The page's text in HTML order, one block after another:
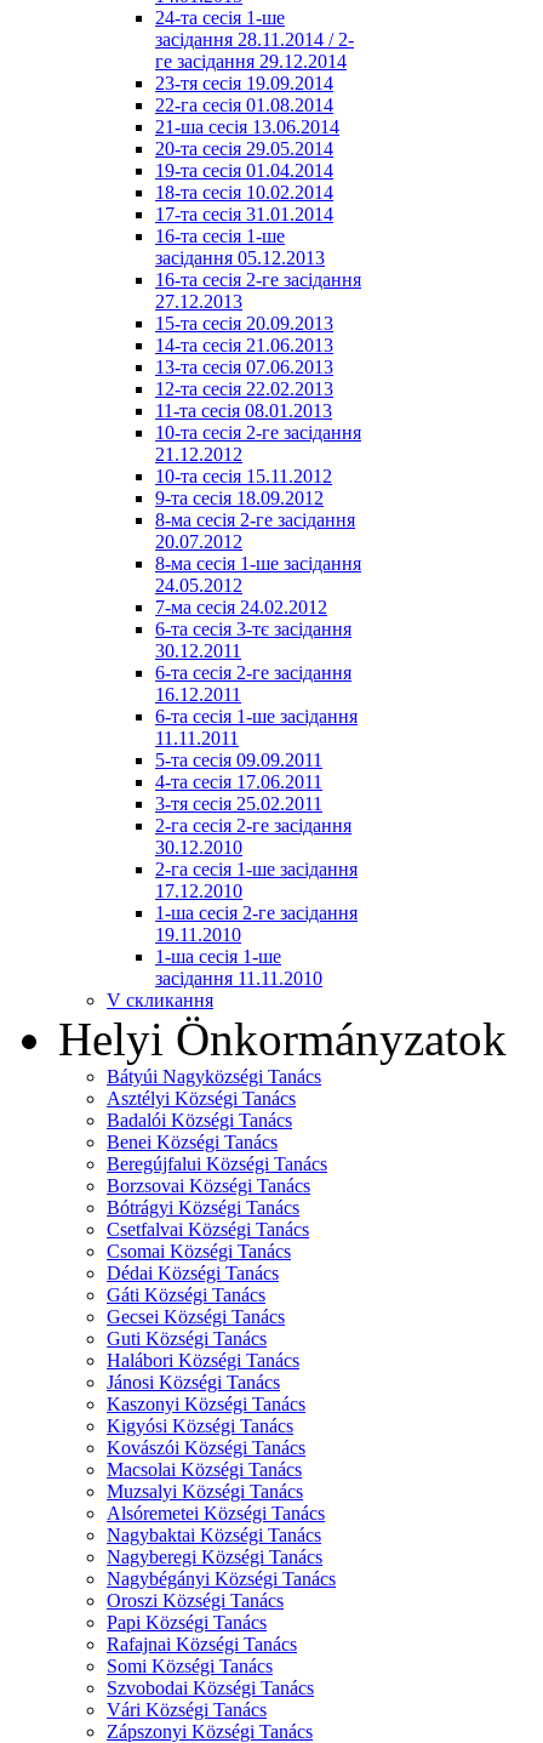
24-та сесія 1-ше
засідання 28.11.2014 / 2-
ге засідання 29.12.2014
23-тя сесія 19.09.2014
22-га сесія 01.08.2014
21-ша сесія 13.06.2014
20-та сесія 29.05.2014
19-та сесія 01.04.2014
18-та сесія 10.02.2014
17-та сесія 31.01.2014
16-та сесія 1-ше
засідання 05.12.2013
16-та сесія 2-ге засідання
27.12.2013
15-та сесія 20.09.2013
14-та сесія 21.06.2013
13-та сесія 07.06.2013
12-та сесія 22.02.2013
11-та сесія 08.01.2013
10-та сесія 2-ге засідання
21.12.2012
10-та сесія 15.11.2012
9-та сесія 18.09.2012
8-ма сесія 2-ге засідання
20.07.2012
8-ма сесія 1-ше засідання
24.05.2012
7-ма сесія 24.02.2012
6-та сесія 3-тє засідання
30.12.2011
6-та сесія 2-ге засідання
16.12.2011
6-та сесія 1-ше засідання
11.11.2011
5-та сесія 09.09.2011
4-та сесія 17.06.2011
3-тя сесія 25.02.2011
2-га сесія 2-ге засідання
30.12.2010
2-га сесія 1-ше засідання
17.12.2010
1-ша сесія 2-ге засідання
19.11.2010
1-ша сесія 1-ше
засідання 11.11.2010
V скликання
Helyi Önkormányzatok
Bátyúi Nagyközségi Tanács
Asztélyi Községi Tanács
Badalói Községi Tanács
Benei Községi Tanács
Beregújfalui Községi Tanács
Borzsovai Községi Tanács
Bótrágyi Községi Tanács
Csetfalvai Községi Tanács
Csomai Községi Tanács
Dédai Községi Tanács
Gáti Községi Tanács
Gecsei Községi Tanács
Guti Községi Tanács
Halábori Községi Tanács
Jánosi Községi Tanács
Kaszonyi Községi Tanács
Kigyósi Községi Tanács
Kovászói Községi Tanács
Macsolai Községi Tanács
Muzsalyi Községi Tanács
Alsóremetei Községi Tanács
Nagybaktai Községi Tanács
Nagyberegi Községi Tanács
Nagybégányi Községi Tanács
Oroszi Községi Tanács
Papi Községi Tanács
Rafajnai Községi Tanács
Somi Községi Tanács
Szvobodai Községi Tanács
Vári Községi Tanács
Zápszonyi Községi Tanács